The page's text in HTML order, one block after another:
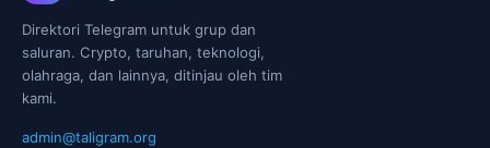
Direktori Telegram untuk grup dan
saluran. Crypto, taruhan, teknologi,
olahraga, dan lainnya, ditinjau oleh tim
kami.
admin@taligram.org